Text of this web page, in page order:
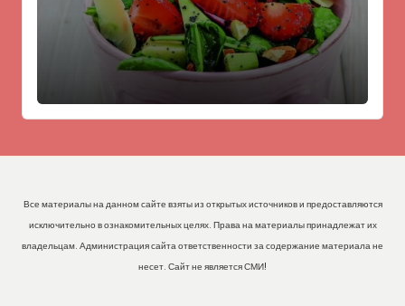
Все материалы на данном сайте взяты из открытых источников и предоставляются
исключительно в ознакомительных целях. Права на материалы принадлежат их
владельцам. Администрация сайта ответственности за содержание материала не
несет. Сайт не является СМИ!